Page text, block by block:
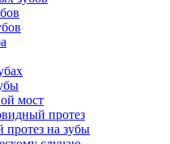
мост
протез
на зубы